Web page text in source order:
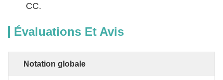
CC.
Évaluations Et Avis
Notation globale